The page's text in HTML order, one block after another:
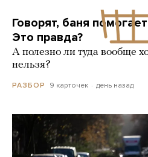
Говорят, баня
Это правда?
А полезно ли туда вообще
нельзя?
РАЗБОР 9 карточек день назад